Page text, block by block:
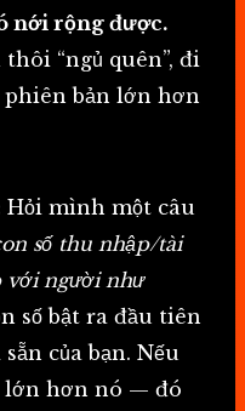
nới rộng được.
“ngủ quên”, đi
phiên bản lớn hơn
Hỏi mình một câu
số thu nhập/tài
với người như
số bật ra đầu tiên
của bạn. Nếu
lớn hơn nó — đó